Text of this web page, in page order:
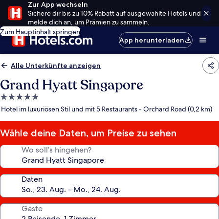
Zur App wechseln
Sichere dir bis zu 10% Rabatt auf ausgewählte Hotels und
melde dich an, um Prämien zu sammeln.
Zum Hauptinhalt springen
App herunterladen
Alle Unterkünfte anzeigen
Grand Hyatt Singapore
5.0-
Sterne-
Hotel im luxuriösen Stil und mit 5 Restaurants - Orchard Road (0,2 km)
Wähle deine Daten, um Preise zu sehen
Wo soll’s hingehen?
Daten
Gäste